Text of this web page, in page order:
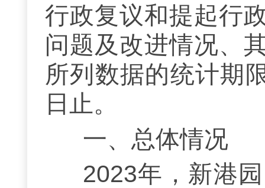
行政复议和提起行
问题及改进情况、
所列数据的统计期
日止。
一、总体情况
2023年，新港